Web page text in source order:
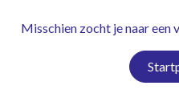
Misschien zocht je naar een